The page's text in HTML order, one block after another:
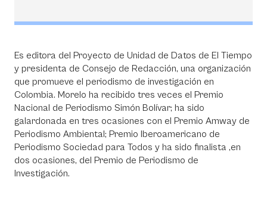
Es editora del Proyecto de Unidad de Datos de El Tiempo
y presidenta de Consejo de Redacción, una organización
que promueve el periodismo de investigación en
Colombia. Morelo ha recibido tres veces el Premio
Nacional de Periodismo Simón Bolívar; ha sido
galardonada en tres ocasiones con el Premio Amway de
Periodismo Ambiental; Premio Iberoamericano de
Periodismo Sociedad para Todos y ha sido finalista ,en
dos ocasiones, del Premio de Periodismo de
Investigación.